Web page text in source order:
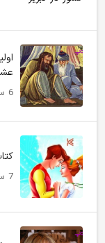
6 سال پیش
7 سال پیش